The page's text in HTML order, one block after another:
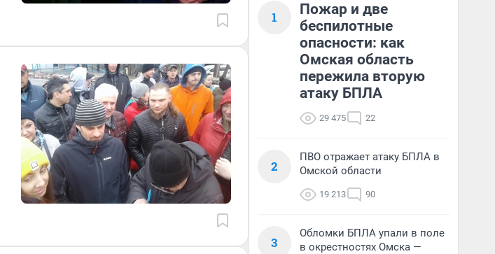
1
Пожар и две
беспилотные
опасности: как
Омская область
пережила вторую
атаку БПЛА
29 475 22
2
ПВО отражает атаку БПЛА в
Омской области
19 213 90
3
Обломки БПЛА упали в поле
в окрестностях Омска —